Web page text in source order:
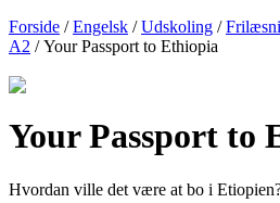
Forside /Engelsk /Udskoling /
A2 / Your Passport to Ethiopia
Your Passport to
Hvordan ville det være at bo i